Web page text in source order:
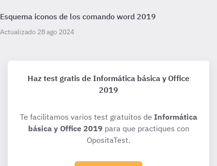
Esquema iconos de los comando word 2019
Actualizado 28 ago 2024
Haz test gratis de Informática básica y Office
2019
Te facilitamos varios test gratuitos de Informática
básica y Office 2019 para que practiques con
OpositaTest.